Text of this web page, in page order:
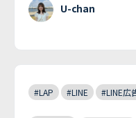
U-chan
#LAP #LINE #LINE広